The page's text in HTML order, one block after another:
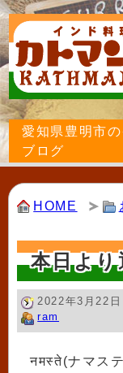
愛知県豊明市
ブログ
HOME
本日よ
2022年3月22日
ram
नमस्ते(ナマス